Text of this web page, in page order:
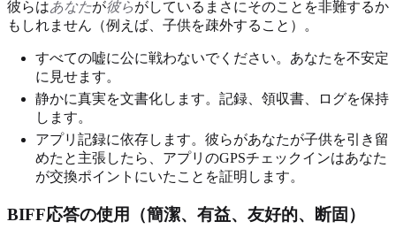
彼らはあなたが彼らがしているまさにそのことを非難するか
もしれません（例えば、子供を疎外すること）。
すべての嘘に公に戦わないでください。あなたを不安定
に見せます。
静かに真実を文書化します。記録、領収書、ログを保持
します。
アプリ記録に依存します。彼らがあなたが子供を引き留
めたと主張したら、アプリのGPSチェックインはあなた
が交換ポイントにいたことを証明します。
BIFF応答の使用（簡潔、有益、友好的、断固）